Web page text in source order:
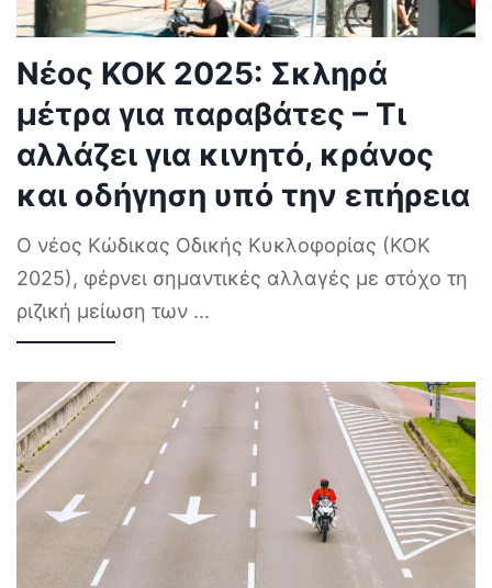
Νέος ΚΟΚ 2025: Σκληρά
μέτρα για παραβάτες – Τι
αλλάζει για κινητό, κράνος
και οδήγηση υπό την επήρεια
Ο νέος Κώδικας Οδικής Κυκλοφορίας (ΚΟΚ
2025), φέρνει σημαντικές αλλαγές με στόχο τη
ριζική μείωση των ...